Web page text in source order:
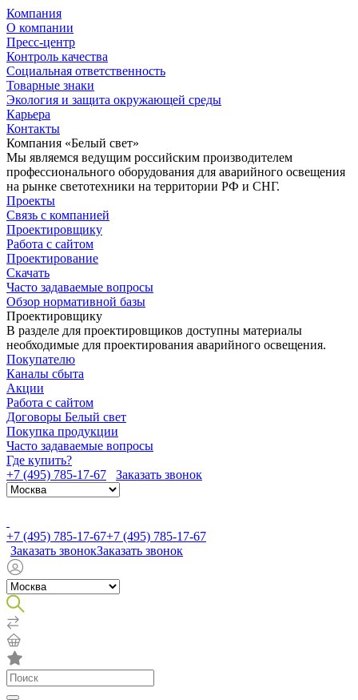
Компания
О компании
Пресс-центр
Контроль качества
Социальная ответственность
Товарные знаки
Экология и защита окружающей среды
Карьера
Контакты
Компания «Белый свет»
Мы являемся ведущим российским производителем
профессионального оборудования для аварийного освещения
на рынке светотехники на территории РФ и СНГ.
Проекты
Связь с компанией
Проектировщику
Работа с сайтом
Проектирование
Скачать
Часто задаваемые вопросы
Обзор нормативной базы
Проектировщику
В разделе для проектировщиков доступны материалы
необходимые для проектирования аварийного освещения.
Покупателю
Каналы сбыта
Акции
Работа с сайтом
Договоры Белый свет
Покупка продукции
Часто задаваемые вопросы
Где купить?
+7 (495) 785-17-67
Заказать звонок
+7 (495) 785-17-67+7 (495) 785-17-67
Заказать звонокЗаказать звонок